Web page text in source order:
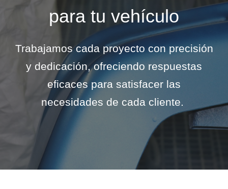
para tu vehículo
Trabajamos cada proyecto con precisión
y dedicación, ofreciendo respuestas
eficaces para satisfacer las
necesidades de cada cliente.